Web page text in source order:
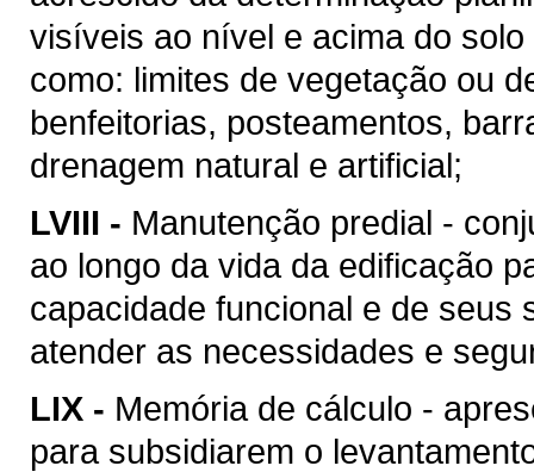
visíveis ao nível e acima do
como: limites de vegetação ou
benfeitorias, posteamentos,
drenagem natural e artificial;
LVIII - Manutenção predial -
ao longo da vida da edificação
capacidade funcional e de seus
atender as necessidades e
LIX - Memória de cálculo -
para subsidiarem o